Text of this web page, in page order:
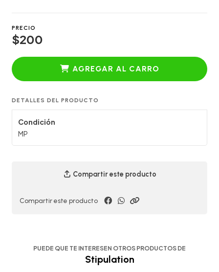
PRECIO
$200
AGREGAR AL CARRO
DETALLES DEL PRODUCTO
Condición
MP
Compartir este producto
Compartir este producto
PUEDE QUE TE INTERESEN OTROS PRODUCTOS DE
Stipulation